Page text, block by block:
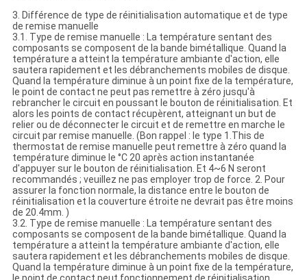
3. Différence de type de réinitialisation automatique et de type
de remise manuelle
3.1. Type de remise manuelle : La température sentant des
composants se composent de la bande bimétallique. Quand la
température a atteint la température ambiante d'action, elle
sautera rapidement et les débranchements mobiles de disque.
Quand la température diminue à un point fixe de la température,
le point de contact ne peut pas remettre à zéro jusqu'à
rebrancher le circuit en poussant le bouton de réinitialisation. Et
alors les points de contact récupèrent, atteignant un but de
relier ou de déconnecter le circuit et de remettre en marche le
circuit par remise manuelle. (Bon rappel : le type 1.This de
thermostat de remise manuelle peut remettre à zéro quand la
température diminue le °C 20 après action instantanée
d'appuyer sur le bouton de réinitialisation. Et 4~6 N seront
recommandés ; veuillez ne pas employer trop de force. 2. Pour
assurer la fonction normale, la distance entre le bouton de
réinitialisation et la couverture étroite ne devrait pas être moins
de 20.4mm. )
3.2. Type de remise manuelle : La température sentant des
composants se composent de la bande bimétallique. Quand la
température a atteint la température ambiante d'action, elle
sautera rapidement et les débranchements mobiles de disque.
Quand la température diminue à un point fixe de la température,